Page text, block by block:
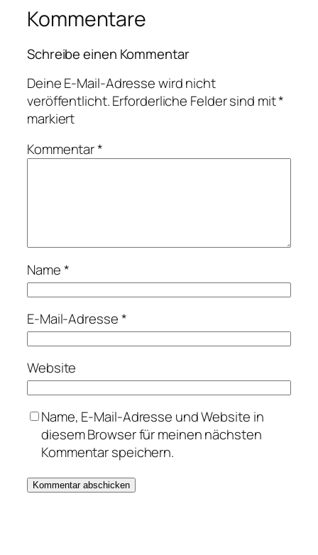
Kommentare
Schreibe einen Kommentar
Deine E-Mail-Adresse wird nicht
veröffentlicht.Erforderliche Felder sind mit*
markiert
Kommentar*
Name*
E-Mail-Adresse*
Website
Name, E-Mail-Adresse und Website in
diesem Browser für meinen nächsten
Kommentar speichern.